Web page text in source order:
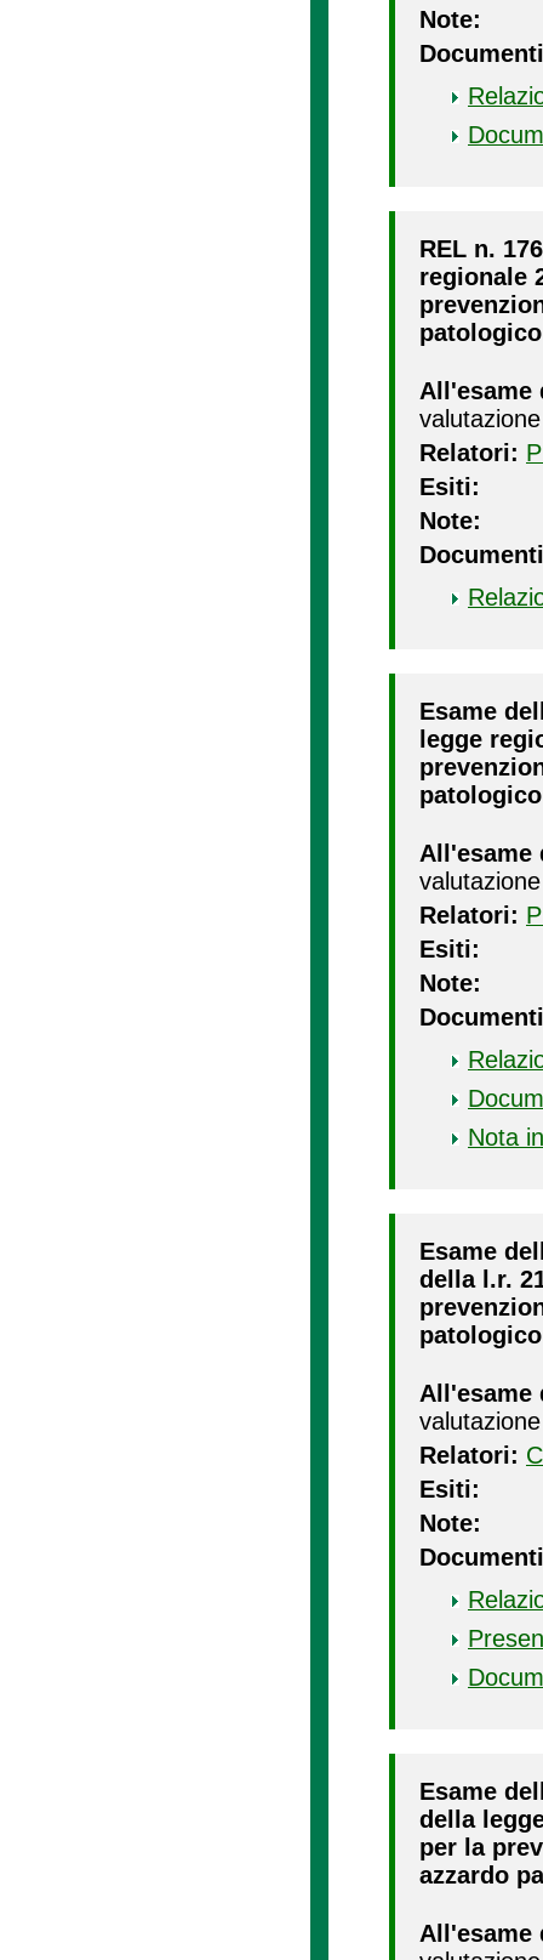
Note:
REL n.
regionale
All'esame
valutazione
Relatori:
Esiti:
Note:
Esame
legge
All'esame
valutazione
Relatori:
Esiti:
Note:
Nota
Esame
della l.r.
All'esame
valutazione
Relatori:
Esiti:
Note:
Esame
della
per la
azzardo
All'esame